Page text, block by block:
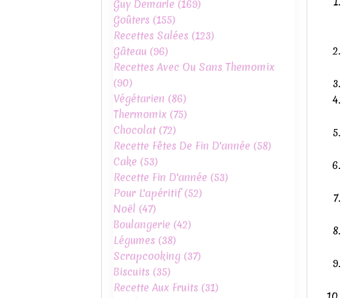
Guy Demarle (169)
Goûters (155)
Recettes Salées (123)
Gâteau (96)
Recettes Avec Ou Sans Themomix
(90)
Végétarien (86)
Thermomix (75)
Chocolat(72)
Recette Fêtes De Fin D'année (58)
Cake (53)
Recette Fin D'année (53)
Pour L'apéritif(52)
Noël (47)
Boulangerie (42)
Légumes (38)
Scrapcooking (37)
Biscuits (35)
Recette Aux Fruits (31)